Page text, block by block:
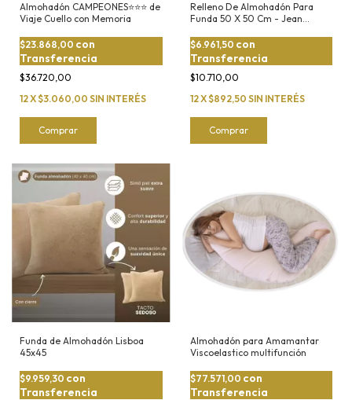
Almohadón CAMPEONES⭐️⭐️⭐️ de
Viaje Cuello con Memoria
$36.720,00
$23.868,00 con
Transferencia
12X$3.060,00 SIN INTERÉS
Comprar
Relleno De Almohadón Para
Funda 50 X 50 Cm - Jean
$10.710,00
$6.961,50 con
Transferencia
12X$892,50 SIN INTERÉS
Comprar
Funda de Almohadón Lisboa
45x45
$9.959,30 con
Transferencia
Almohadón para Amamantar
Viscoelastico multifunción
$77.571,00 con
Transferencia